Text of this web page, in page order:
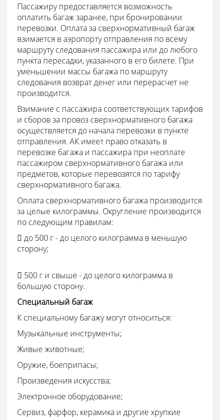
Пассажиру предоставляется возможность
оплатить багаж заранее, при бронировании
перевозки. Оплата за сверхнормативный багаж
взимается в аэропорту отправления по всему
маршруту следования пассажира или до любого
пункта пересадки, указанного в его билете. При
уменьшении массы багажа по маршруту
следования возврат денег или перерасчет не
производится.
Взимание с пассажира соответствующих тарифов
и сборов за провоз сверхнормативного багажа
осуществляется до начала перевозки в пункте
отправления. АК имеет право отказать в
перевозке багажа и пассажира при неоплате
пассажиром сверхнормативного багажа или
предметов, которые перевозятся по тарифу
сверхнормативного багажа.
Оплата сверхнормативного багажа производится
за целые килограммы. Округление производится
по следующим правилам:
 до 500 г - до целого килограмма в меньшую
сторону;
 500 г и свыше - до целого килограмма в
большую сторону.
Специальный багаж
К специальному багажу могут относиться:
Музыкальные инструменты;
Живые животные;
Оружие, боеприпасы;
Произведения искусства;
Электронное оборудование;
Сервиз, фарфор, керамика и другие хрупкие